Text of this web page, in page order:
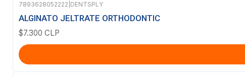
7893628052222 DENTSPLY
ALGINATO JELTRATE ORTHODONTIC
$7.300 CLP